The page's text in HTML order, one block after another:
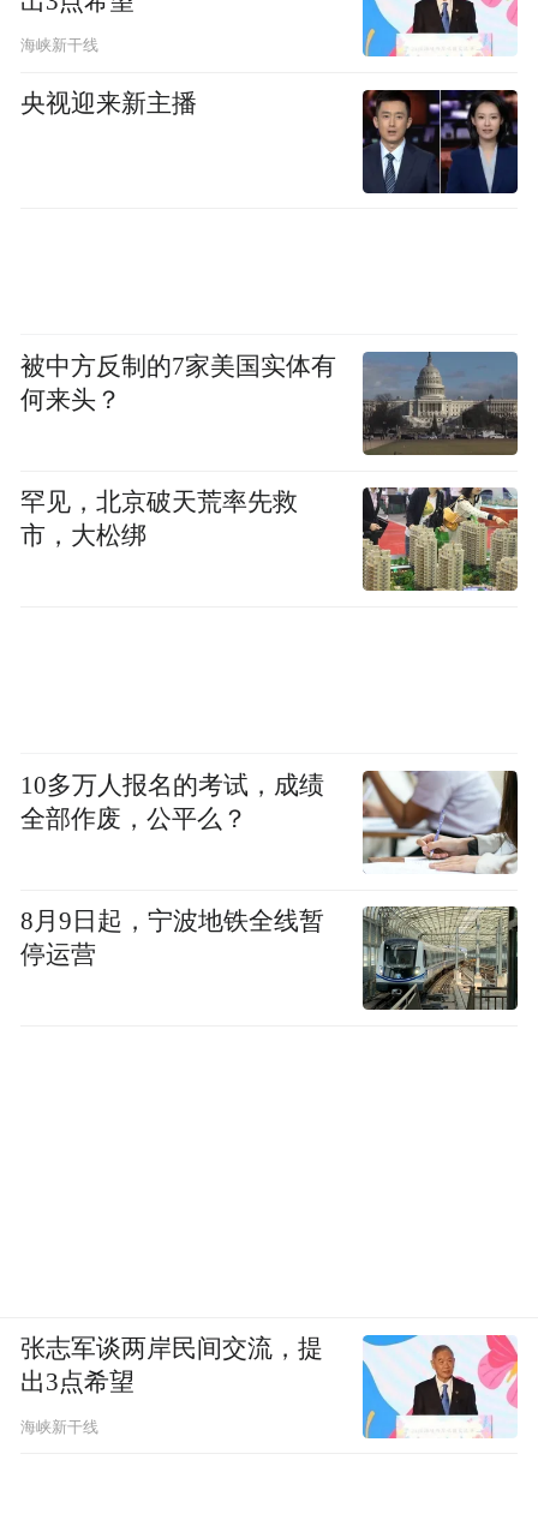
再来看一下2026款小蚂蚁，外观方面，前后
相比现款更加有一，同时升级了10.4英寸大
屏、副驾电动座椅、电子手刹等配置。
最大功率36kW，续航进一步提升，CLTC纯
海峡新干线
央视迎来新主播
被中方反制的7家美国实体有
何来头？
罕见，北京破天荒率先救
市，大松绑
10多万人报名的考试，成绩
全部作废，公平么？
8月9日起，宁波地铁全线暂
停运营
张志军谈两岸民间交流，提
出3点希望
海峡新干线